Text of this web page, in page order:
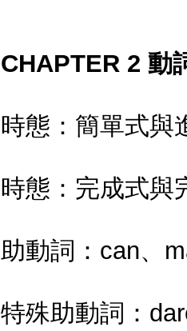
CHAPTER 2 動
時態：簡單式與
時態：完成式與
助動詞：can、
特殊助動詞：